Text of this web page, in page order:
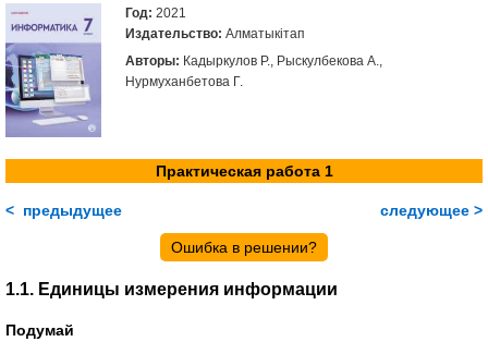
Год: 2021
Издательство: Алматыкітап
Авторы: Кадыркулов Р., Рыскулбекова А.,
Нурмуханбетова Г.
Практическая работа 1
< предыдущее следующее >
Ошибка в решении?
1.1. Единицы измерения информации
Подумай